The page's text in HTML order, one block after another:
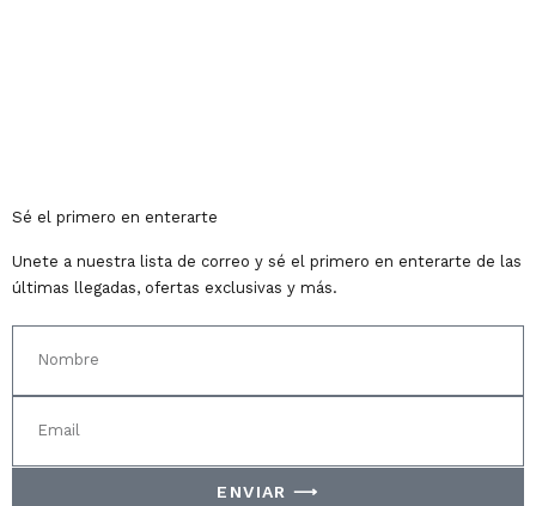
Sé el primero en enterarte
Unete a nuestra lista de correo y sé el primero en enterarte de las
últimas llegadas, ofertas exclusivas y más.
ENVIAR ⟶